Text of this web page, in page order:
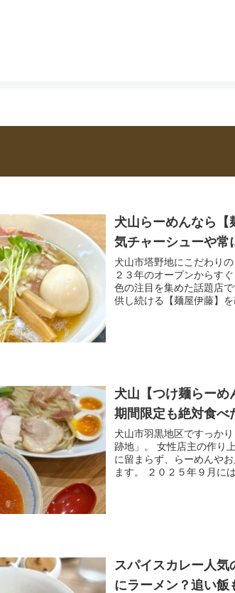
犬山らーめんなら【
気チャーシューや常
犬山市塔野地にこだわり
２３年のオープンからす
色の注目を集めた話題店
供し続ける【麺屋伊藤】
犬山【つけ麺らーめ
期間限定も絶対食べ
犬山市羽黒地区ですっか
跡地」。 女性店主の作り
に留まらず、らーめんや
ます。 ２０２５年９月に
スパイスカレー人気
にラーメン？追い飯